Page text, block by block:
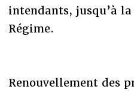
intendants, jusqu’à
Régime.
Renouvellement des